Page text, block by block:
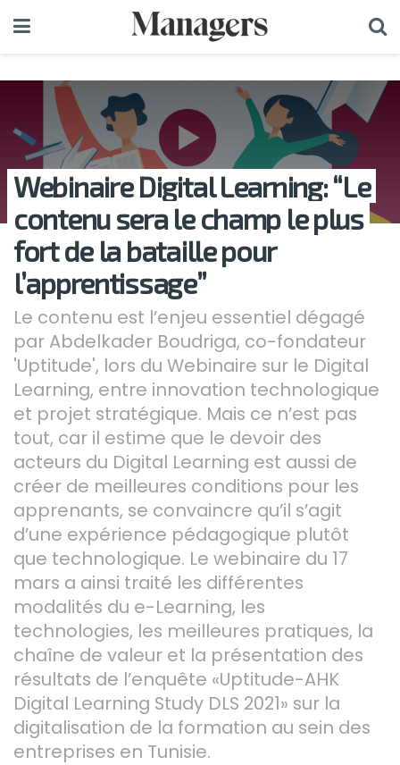
Webinaire Digital Learning: “Le
contenu sera le champ le plus
fort de la bataille pour
l’apprentissage”
Le contenu est l’enjeu essentiel dégagé
par Abdelkader Boudriga, co-fondateur
'Uptitude', lors du Webinaire sur le Digital
Learning, entre innovation technologique
et projet stratégique. Mais ce n’est pas
tout, car il estime que le devoir des
acteurs du Digital Learning est aussi de
créer de meilleures conditions pour les
apprenants, se convaincre qu’il s’agit
d’une expérience pédagogique plutôt
que technologique. Le webinaire du 17
mars a ainsi traité les différentes
modalités du e-Learning, les
technologies, les meilleures pratiques, la
chaîne de valeur et la présentation des
résultats de l’enquête «Uptitude-AHK
Digital Learning Study DLS 2021» sur la
digitalisation de la formation au sein des
entreprises en Tunisie.